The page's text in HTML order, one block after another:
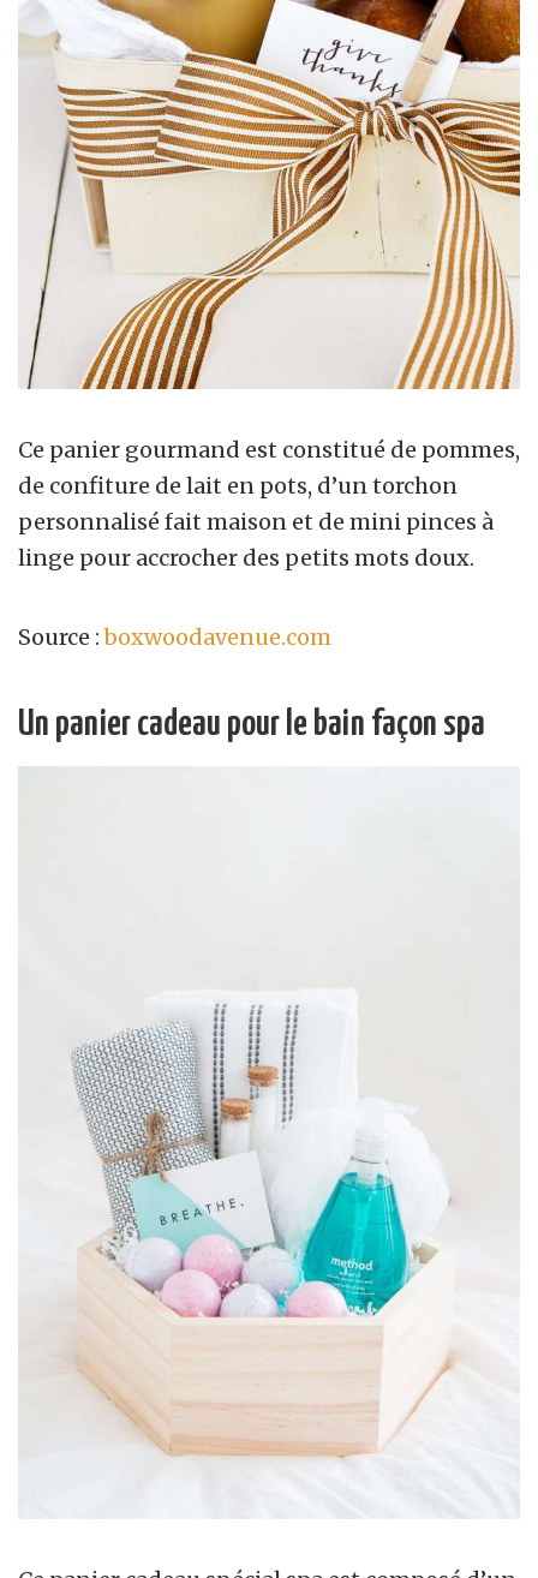
Ce panier gourmand est constitué de pommes,
de confiture de lait en pots, d’un torchon
personnalisé fait maison et de mini pinces à
linge pour accrocher des petits mots doux.
Source :boxwoodavenue.com
Un panier cadeau pour le bain façon spa